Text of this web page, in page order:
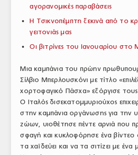
ΠΑΡΑΓΩΓΗ & ΕΜΠΟΡΙΑ
ΣΦΑΓΕΙΑ
ΠΡΩΤΕΣ ΥΛΕΣ
ΕΞΟΠΛΙΣΜΟΣ
ΥΠΗΡΕΣΙΕΣ
ΕΜΠΟΡΙΚΟΙ ΑΝΤΙΠΡΟΣΩΠΟΙ
ΝΟΜΟΘΕΣΙΑ
αγορανομικές παραβάσεις
Η Τσικνοπέμπτη ξεκινά από το
γειτονιάς μας
Οι βιτρίνες του Ιανουαρίου στο
Μια καμπάνια του πρώην
Σίλβιο Μπερλουσκόνι με τίτλο
χορτοφαγικό Πάσχα» εξόργισε τους
Ο Ιταλός δισεκατομμυριούχος
στην καμπάνια οργάνωσης για την
ζώων, υιοθέτησε πέντε αρνιά που
σφαγή και κυκλοφόρησε ένα βίντεο
τα χαϊδεύει και να τα σιτίζει με ένα